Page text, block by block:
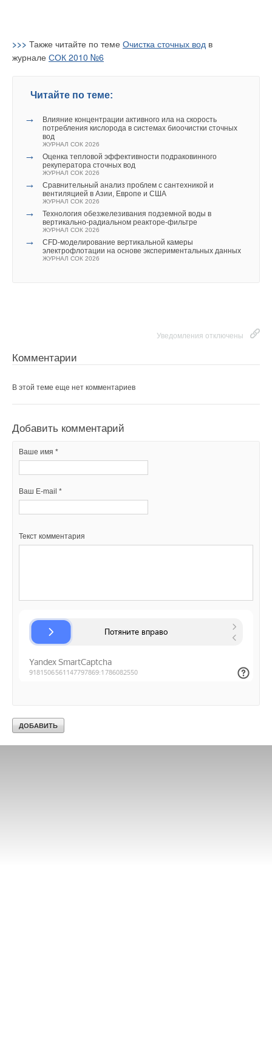
>>> Также читайте по теме Очистка сточных вод в
журнале СОК 2010 №6
Читайте по теме:
→
Влияние концентрации активного ила на скорость
потребления кислорода в системах биоочистки сточных
вод
ЖУРНАЛ СОК 2026
→
Оценка тепловой эффективности подраковинного
рекуператора сточных вод
ЖУРНАЛ СОК 2026
→
Сравнительный анализ проблем с сантехникой и
вентиляцией в Азии, Европе и США
ЖУРНАЛ СОК 2026
→
Технология обезжелезивания подземной воды в
вертикально-радиальном реакторе-фильтре
ЖУРНАЛ СОК 2026
→
CFD-моделирование вертикальной камеры
электрофлотации на основе экспериментальных данных
ЖУРНАЛ СОК 2026
Уведомления отключены
Комментарии
В этой теме еще нет комментариев
Добавить комментарий
Ваше имя *
Ваш E-mail *
Текст комментария